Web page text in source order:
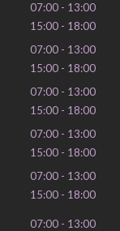
07:00 - 13:00
15:00 - 18:00
07:00 - 13:00
15:00 - 18:00
07:00 - 13:00
15:00 - 18:00
07:00 - 13:00
15:00 - 18:00
07:00 - 13:00
15:00 - 18:00
07:00 - 13:00